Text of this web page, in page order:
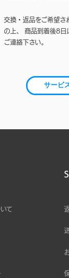
交換・返品をご希望さ
の上、 商品到着後8日
ご連絡下さい。
サービ
て